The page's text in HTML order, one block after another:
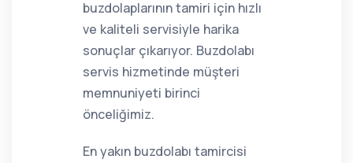
buzdolaplarının tamiri için hızlı
ve kaliteli servisiyle harika
sonuçlar çıkarıyor. Buzdolabı
servis hizmetinde müşteri
memnuniyeti birinci
önceliğimiz.
En yakın buzdolabı tamircisi